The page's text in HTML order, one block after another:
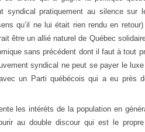
syndical pratiquement au silence sur
qu’il ne lui était rien rendu en
être un allié naturel de Québec
sans précédent dont il faut à tout
syndical ne peut se payer le
un Parti québécois qui a eu près
les intéréts de la population en
au double discour qui est le